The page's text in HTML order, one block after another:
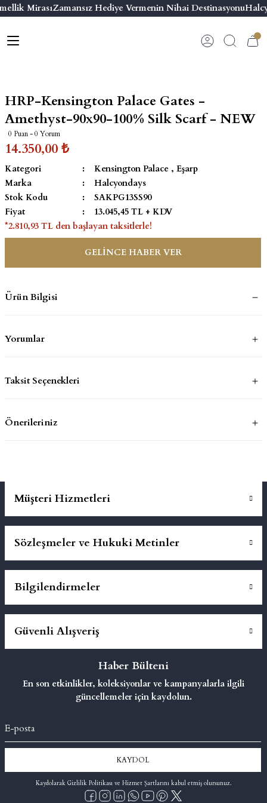
MirasıZamansız Hediye Vermenin Nihai Destinasyonu
Geri Dön
Geri Dön
ve Aksesuarlar
Mum
Geri Dön
Menteşeli Bilezik
Yivli Kabaşon Bilezik
Geri Dön
Seriler
Elephant
HRP-Kensington Palace Gates -
Amethyst-90x90-100% Silk Scarf - NEW
0 Puan - 0 Yorum
14.350,00 ₺
Kategori Kensington Palace , Eşarp
Marka
Halcyondays
Stok Kodu
SAKPG13SS90
Fiyat
13.045,45 TL + KDV
*2.810,93 TL den başlayan taksitlerle!
GELİNCE HABER VER
Ürün Bilgisi
Yorumlar
Taksit Seçenekleri
Önerileriniz
Müşteri Hizmetleri
Sözleşmeler ve Hukuki Metinler
Bilgilendirmeler
Güvenli Alışveriş
Haber Bülteni
En son etkinlikler, koleksiyonlar ve kampanyalarla ilgili
güncellemeler için kaydolun.
KAYDOL
Kaydolarak Gizlilik Politikası ve Hizmet Şartlarını kabul etmiş olursunuz.